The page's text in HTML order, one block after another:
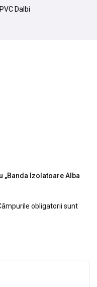
Dalbi
„Banda Izolatoare Alba
obligatorii sunt